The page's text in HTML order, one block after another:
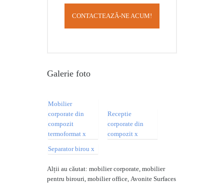
CONTACTEAZĂ-NE ACUM!
Galerie foto
Alții au căutat: mobilier corporate, mobilier
pentru birouri, mobilier office, Avonite Surfaces